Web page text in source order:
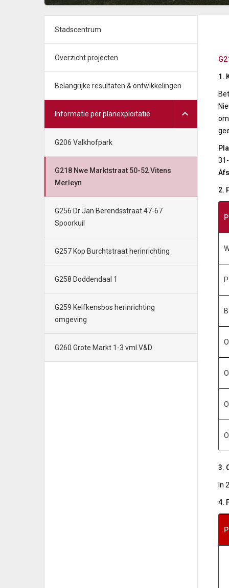
Stadscentrum
Overzicht projecten
Belangrijke resultaten & ontwikkelingen
Informatie per planexploitatie
G206 Valkhofpark
G218 Nwe Marktstraat 50-52 Vitens
Merleyn
G256 Dr Jan Berendsstraat 47-67
Spoorkuil
G257 Kop Burchtstraat herinrichting
G258 Doddendaal 1
G259 Kelfkensbos herinrichting
omgeving
G260 Grote Markt 1-3 vml.V&D
1.
2.
3.
In
4.